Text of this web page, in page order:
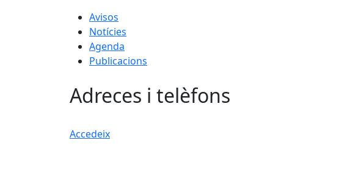
Avisos
Notícies
Agenda
Publicacions
Adreces i telèfons
Accedeix